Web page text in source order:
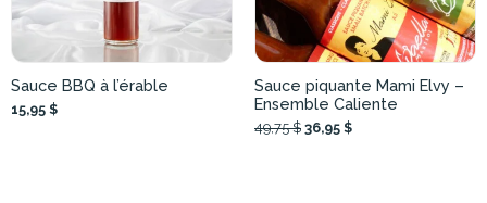
Sauce BBQ à l’érable
15,95 $
Sauce piquante Mami Elvy –
Ensemble Caliente
49,75 $ 36,95 $